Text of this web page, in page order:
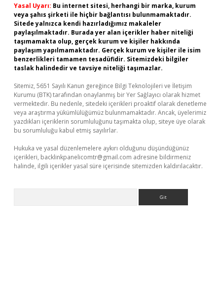
Yasal Uyarı: Bu internet sitesi, herhangi bir marka, kurum
veya şahıs şirketi ile hiçbir bağlantısı bulunmamaktadır.
Sitede yalnızca kendi hazırladığımız makaleler
paylaşılmaktadır. Burada yer alan içerikler haber niteliği
taşımamakta olup, gerçek kurum ve kişiler hakkında
paylaşım yapılmamaktadır. Gerçek kurum ve kişiler ile isim
benzerlikleri tamamen tesadüfidir. Sitemizdeki bilgiler
taslak halindedir ve tavsiye niteliği taşımazlar.
Sitemiz, 5651 Sayılı Kanun gereğince Bilgi Teknolojileri ve İletişim
Kurumu (BTK) tarafından onaylanmış bir Yer Sağlayıcı olarak hizmet
vermektedir. Bu nedenle, sitedeki içerikleri proaktif olarak denetleme
veya araştırma yükümlülüğümüz bulunmamaktadır. Ancak, üyelerimiz
yazdıkları içeriklerin sorumluluğunu taşımakta olup, siteye üye olarak
bu sorumluluğu kabul etmiş sayılırlar.
Hukuka ve yasal düzenlemelere aykırı olduğunu düşündüğünüz
içerikleri, backlinkpanelicomtr@gmail.com adresine bildirmeniz
halinde, ilgili içerikler yasal süre içerisinde sitemizden kaldırılacaktır.